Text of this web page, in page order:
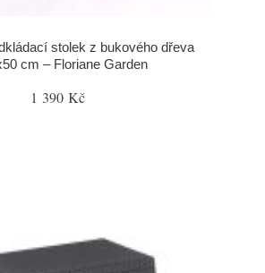
stolek z bukového dřeva
cm – Floriane Garden
1 390 Kč